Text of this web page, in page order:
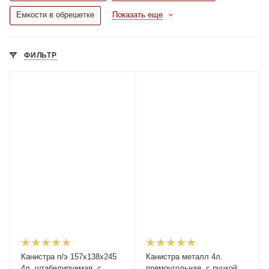
Емкости в обрешетке Показать еще
ФИЛЬТР
Канистра п/э 157х138х245
Канистра металл 4л.